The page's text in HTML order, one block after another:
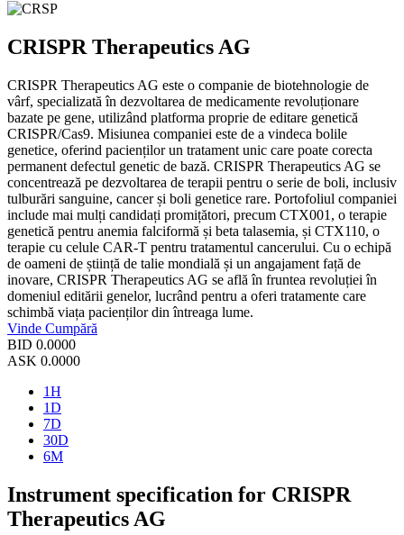
CRISPR Therapeutics AG
CRISPR Therapeutics AG este o companie de biotehnologie de
vârf, specializată în dezvoltarea de medicamente revoluționare
bazate pe gene, utilizând platforma proprie de editare genetică
CRISPR/Cas9. Misiunea companiei este de a vindeca bolile
genetice, oferind pacienților un tratament unic care poate corecta
permanent defectul genetic de bază. CRISPR Therapeutics AG se
concentrează pe dezvoltarea de terapii pentru o serie de boli, inclusiv
tulburări sanguine, cancer și boli genetice rare. Portofoliul companiei
include mai mulți candidați promițători, precum CTX001, o terapie
genetică pentru anemia falciformă și beta talasemia, și CTX110, o
terapie cu celule CAR-T pentru tratamentul cancerului. Cu o echipă
de oameni de știință de talie mondială și un angajament față de
inovare, CRISPR Therapeutics AG se află în fruntea revoluției în
domeniul editării genelor, lucrând pentru a oferi tratamente care
schimbă viața pacienților din întreaga lume.
Vinde Cumpără
BID 0.0000
ASK 0.0000
1H
1D
7D
30D
6M
Instrument specification for CRISPR
Therapeutics AG